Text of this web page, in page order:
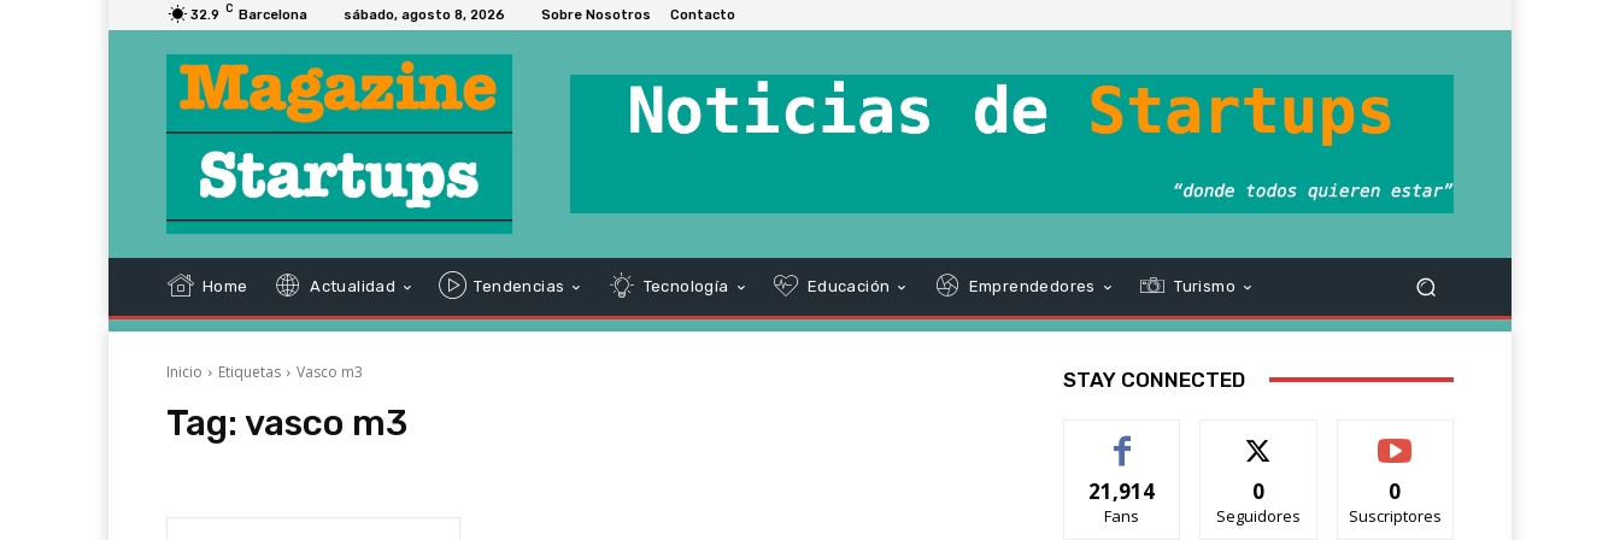
32.9 C Barcelona sábado, agosto 8, 2026 Sobre Nosotros Contacto
Home Actualidad Tendencias Tecnología Educación Emprendedores Turismo
Inicio Etiquetas Vasco m3
Tag: vasco m3
STAY CONNECTED
21,914
Fans
0
Seguidores
0
Suscriptores